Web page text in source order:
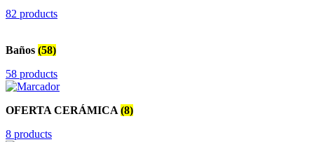
82 products
Baños (58)
58 products
OFERTA CERÁMICA (8)
8 products